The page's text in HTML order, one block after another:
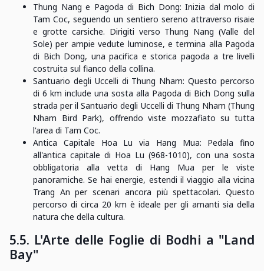
Thung Nang e Pagoda di Bich Dong: Inizia dal molo di
Tam Coc, seguendo un sentiero sereno attraverso risaie
e grotte carsiche. Dirigiti verso Thung Nang (Valle del
Sole) per ampie vedute luminose, e termina alla Pagoda
di Bich Dong, una pacifica e storica pagoda a tre livelli
costruita sul fianco della collina.
Santuario degli Uccelli di Thung Nham: Questo percorso
di 6 km include una sosta alla Pagoda di Bich Dong sulla
strada per il Santuario degli Uccelli di Thung Nham (Thung
Nham Bird Park), offrendo viste mozzafiato su tutta
l'area di Tam Coc.
Antica Capitale Hoa Lu via Hang Mua: Pedala fino
all'antica capitale di Hoa Lu (968-1010), con una sosta
obbligatoria alla vetta di Hang Mua per le viste
panoramiche. Se hai energie, estendi il viaggio alla vicina
Trang An per scenari ancora più spettacolari. Questo
percorso di circa 20 km è ideale per gli amanti sia della
natura che della cultura.
5.5. L'Arte delle Foglie di Bodhi a "Land
Bay"